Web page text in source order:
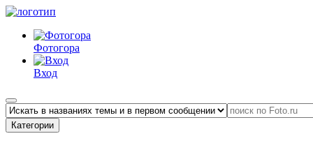
Фотогора
Вход
Категории